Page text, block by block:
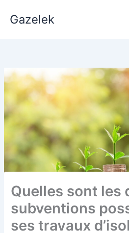
Gazelek
Quelles sont les
subventions
ses travaux